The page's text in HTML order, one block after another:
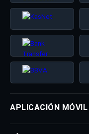
APLICACIÓN MÓVIL